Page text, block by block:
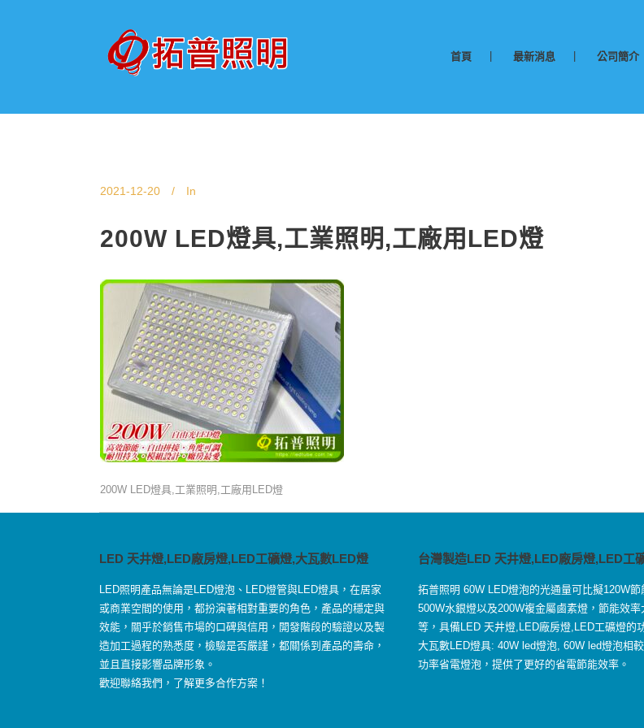
首頁 最新消息 公司簡介
2021-12-20 In
200W LED燈具,工業照明,工廠用LED燈
200W LED燈具,工業照明,工廠用LED燈
LED 天井燈,LED廠房燈,LED工礦燈,大瓦數LED燈
LED照明產品無論是LED燈泡、LED燈管與LED燈具，在居家
或商業空間的使用，都扮演著相對重要的角色，產品的穩定與
效能，關乎於銷售市場的口碑與信用，開發階段的驗證以及製
造加工過程的熟悉度，檢驗是否嚴謹，都關係到產品的壽命，
並且直接影響品牌形象。
歡迎聯絡我們，了解更多合作方案！
台灣製造LED 天井燈,LED廠房燈,LED工
拓普照明 60W LED燈泡的光通量可比擬120W節
500W水銀燈以及200W複金屬鹵素燈，節能效率
等，具備LED 天井燈,LED廠房燈,LED工礦燈的
大瓦數LED燈具: 40W led燈泡, 60W led燈泡相
功率省電燈泡，提供了更好的省電節能效率。